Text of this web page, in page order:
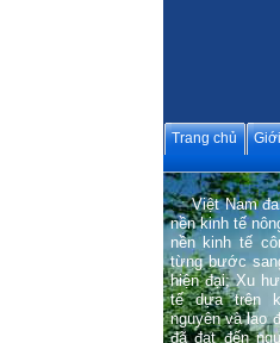
Trang chủ
nền kinh tế
nền kinh tế
từng bước
hiện đại; Xu
tế dựa trên
nguyên và lao
đã đạt đến
đang dần
kinh tế dựa